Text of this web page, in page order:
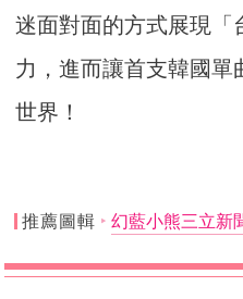
迷面對面的方式展現「
力，進而讓首支韓國單
世界！
推薦圖輯 幻藍小熊三立新